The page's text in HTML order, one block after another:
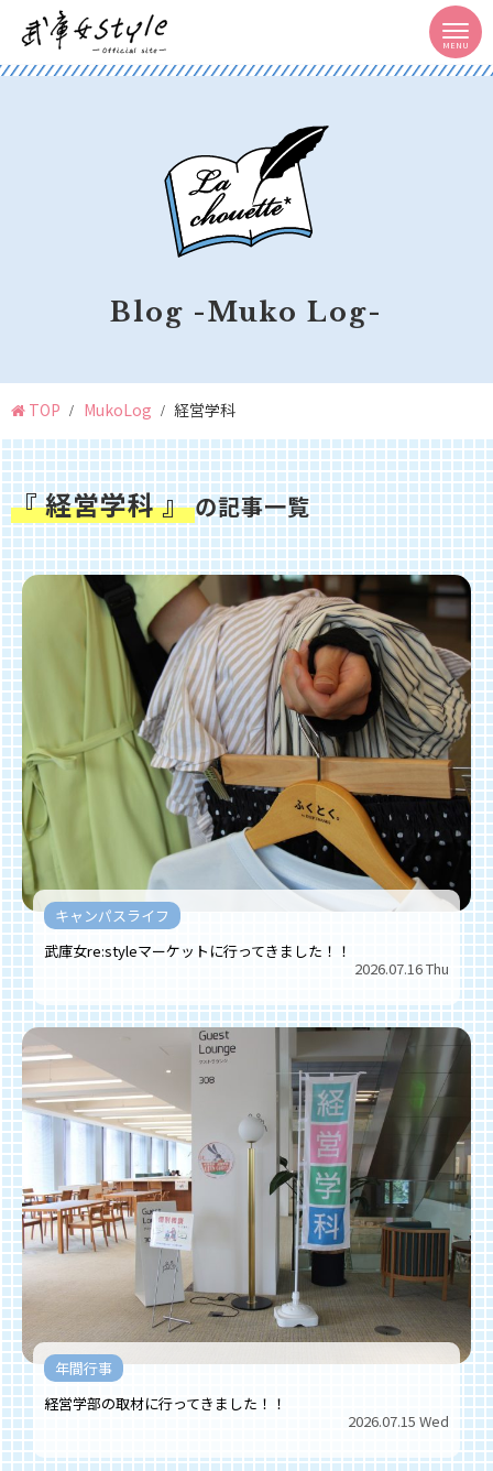
Blog -Muko Log-
TOP MukoLog 経営学科
『 経営学科 』の記事一覧
キャンパスライフ
武庫女re:styleマーケットに行ってきました！！
2026.07.16 Thu
年間行事
経営学部の取材に行ってきました！！
2026.07.15 Wed